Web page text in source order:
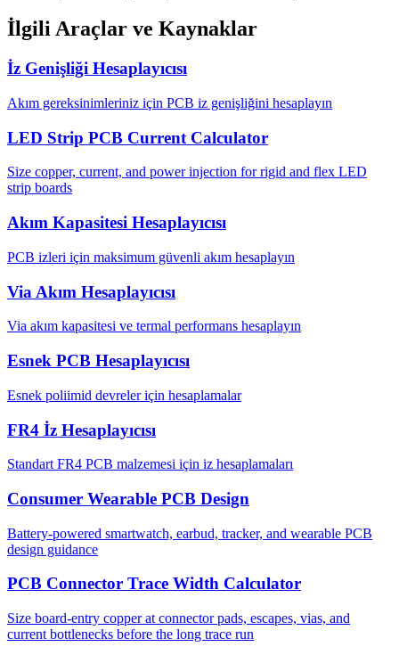
İlgili Araçlar ve Kaynaklar
İz Genişliği Hesaplayıcısı
Akım gereksinimleriniz için PCB iz genişliğini hesaplayın
LED Strip PCB Current Calculator
Size copper, current, and power injection for rigid and flex LED
strip boards
Akım Kapasitesi Hesaplayıcısı
PCB izleri için maksimum güvenli akım hesaplayın
Via Akım Hesaplayıcısı
Via akım kapasitesi ve termal performans hesaplayın
Esnek PCB Hesaplayıcısı
Esnek poliimid devreler için hesaplamalar
FR4 İz Hesaplayıcısı
Standart FR4 PCB malzemesi için iz hesaplamaları
Consumer Wearable PCB Design
Battery-powered smartwatch, earbud, tracker, and wearable PCB
design guidance
PCB Connector Trace Width Calculator
Size board-entry copper at connector pads, escapes, vias, and
current bottlenecks before the long trace run